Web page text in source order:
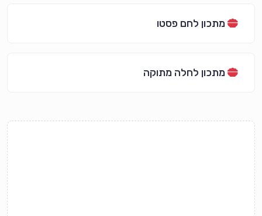
מתכון לחם פסטו
מתכון לחלה מתוקה